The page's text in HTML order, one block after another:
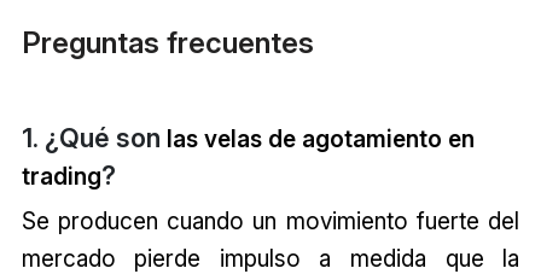
Preguntas frecuentes
1. ¿Qué son las velas de agotamiento en
trading?
Se producen cuando un movimiento fuerte del
mercado pierde impulso a medida que la